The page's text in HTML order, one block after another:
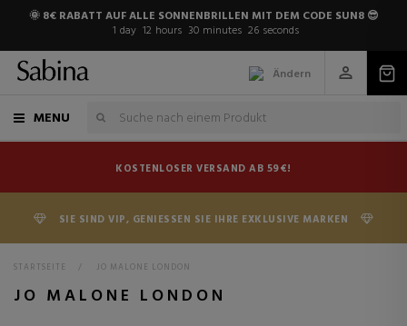
🌞 8€ RABATT AUF ALLE SONNENBRILLEN MIT DEM CODE SUN8 😎
1 day 12 hours 30 minutes 25 seconds
Ändern
MENU
KOSTENLOSER VERSAND AB 59€!
SIE SIND VIP, GENIESSEN SIE IHRE EXKLUSIVE MARKEN
STARTSEITE > JO MALONE LONDON
JO MALONE LONDON